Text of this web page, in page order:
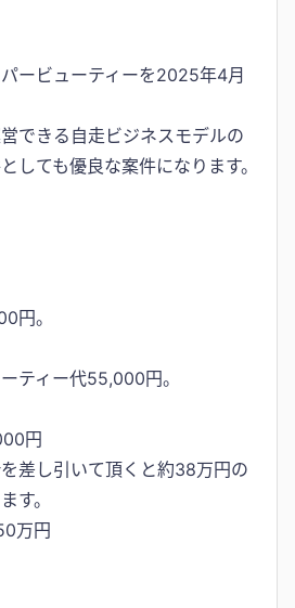
ービューティーを2025年4月
できる自走ビジネスモデルの
しても優良な案件になります。
円。
ティー代55,000円。
円
差し引いて頂くと約38万円の
す。
万円